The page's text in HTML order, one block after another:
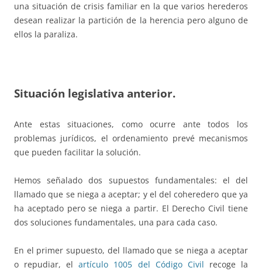
una situación de crisis familiar en la que varios herederos
desean realizar la partición de la herencia pero alguno de
ellos la paraliza.
Situación legislativa anterior.
Ante estas situaciones, como ocurre ante todos los
problemas jurídicos, el ordenamiento prevé mecanismos
que pueden facilitar la solución.
Hemos señalado dos supuestos fundamentales: el del
llamado que se niega a aceptar; y el del coheredero que ya
ha aceptado pero se niega a partir. El Derecho Civil tiene
dos soluciones fundamentales, una para cada caso.
En el primer supuesto, del llamado que se niega a aceptar
o repudiar, elartículo 1005 del Código Civil recoge la